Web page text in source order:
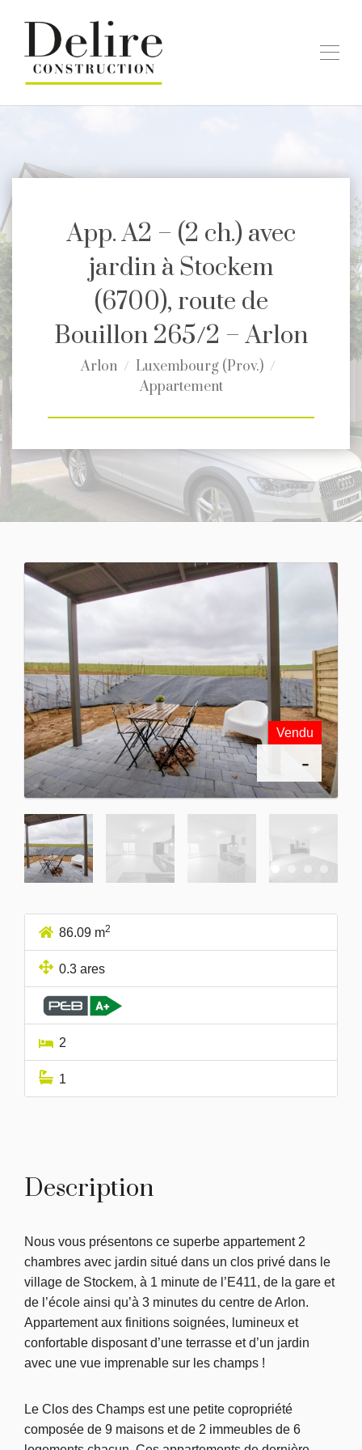
App. A2 – (2 ch.) avec
jardin à Stockem
(6700), route de
Bouillon 265/2 – Arlon
Arlon
Luxembourg (Prov.)
Appartement
Vendu
-
86.09 m2
0.3 ares
2
1
Description
Nous vous présentons ce superbe appartement 2
chambres avec jardin situé dans un clos privé dans le
village de Stockem, à 1 minute de l’E411, de la gare et
de l’école ainsi qu’à 3 minutes du centre de Arlon.
Appartement aux finitions soignées, lumineux et
confortable disposant d’une terrasse et d’un jardin
avec une vue imprenable sur les champs !
Le Clos des Champs est une petite copropriété
composée de 9 maisons et de 2 immeubles de 6